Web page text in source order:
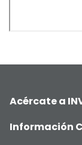
Acércate a
Información